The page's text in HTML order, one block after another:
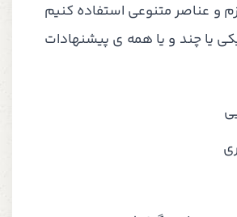
و عناصر متنوعی استفاده کنیم
یا چند و یا همه ی پیشنهادات